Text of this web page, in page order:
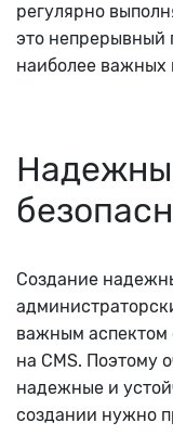
регулярно
это непрерывный
наиболее важных
Создание
важным аспектом
на CMS. Поэтому
надежные и
создании нужно